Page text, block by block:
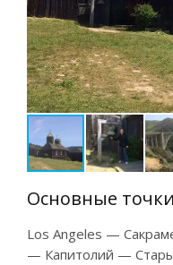
Основные
Los Angeles —
— Капитолий —